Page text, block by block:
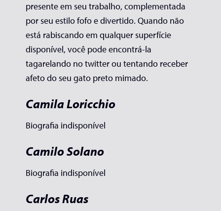
presente em seu trabalho, complementada
por seu estilo fofo e divertido. Quando não
está rabiscando em qualquer superfície
disponível, você pode encontrá-la
tagarelando no twitter ou tentando receber
afeto do seu gato preto mimado.
Camila Loricchio
Biografia indisponível
Camilo Solano
Biografia indisponível
Carlos Ruas